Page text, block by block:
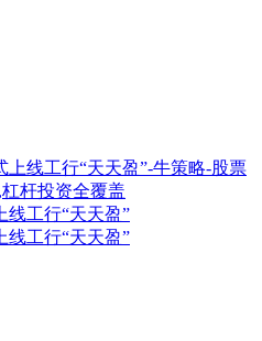
线工行“天天盈”
线工行“天天盈”